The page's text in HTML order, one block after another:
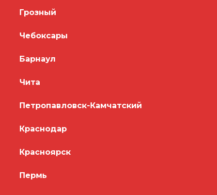
Грозный
Чебоксары
Барнаул
Чита
Петропавловск-Камчатский
Краснодар
Красноярск
Пермь